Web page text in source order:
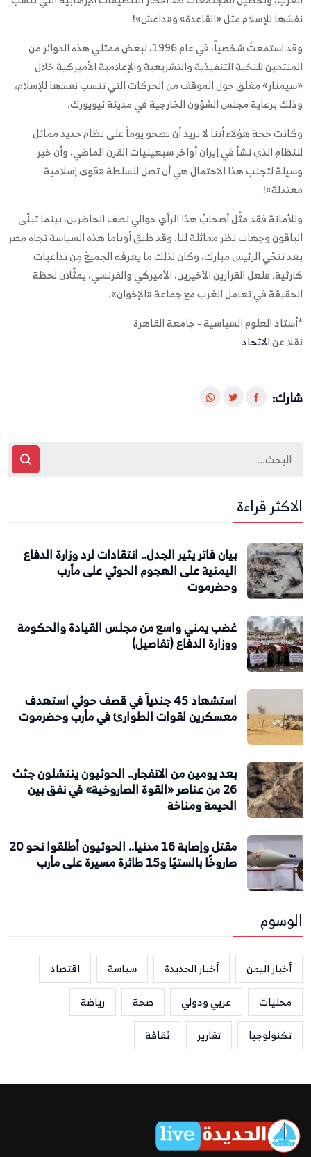
نفسَها للإسلام مثل «القاعدة» و«داعش»!
وقد استمعتُ شخصياً، في عام 1996، لبعض ممثلي هذه الدوائر من
المنتمين للنخبة التنفيذية والتشريعية والإعلامية الأميركية خلال
«سيمنار» مغلق حول الموقف من الحركات التي تنسب نفسَها للإسلام،
وذلك برعاية مجلس الشؤون الخارجية في مدينة نيويورك.
وكانت حجة هؤلاء أننا لا نريد أن نصحو يوماً على نظام جديد مماثل
للنظام الذي نشأ في إيران أواخر سبعينيات القرن الماضي، وأن خير
وسيلة لتجنب هذا الاحتمال هي أن تصل للسلطة «قوى إسلامية
معتدلة»!
وللأمانة فقد مثّل أصحابُ هذا الرأي حوالي نصف الحاضرين، بينما تبنّى
الباقون وجهات نظر مماثلة لنا. وقد طبق أوباما هذه السياسة تجاه مصر
بعد تنحّي الرئيس مبارك، وكان لذلك ما يعرفه الجميعُ مِن تداعيات
كارثية. فلعل القرارين الأخيرين، الأميركي والفرنسي، يمثِّلان لحظة
الحقيقة في تعامل الغرب مع جماعة «الإخوان».
*أستاذ العلوم السياسية - جامعة القاهرة
نقلا عنالاتحاد
شارك:
الاكثر قراءة
بيان فاتر يثير الجدل.. انتقادات لرد وزارة الدفاع
اليمنية على الهجوم الحوثي على مأرب
وحضرموت
غضب يمني واسع من مجلس القيادة والحكومة
ووزارة الدفاع (تفاصيل)
استشهاد 45 جندياً في قصف حوثي استهدف
معسكرين لقوات الطوارئ في مأرب وحضرموت
بعد يومين من الانفجار.. الحوثيون ينتشلون جثث
26 من عناصر «القوة الصاروخية» في نفق بين
الحيمة ومناخة
مقتل وإصابة 16 مدنيا.. الحوثيون أطلقوا نحو 20
صاروخًا بالستيًا و15 طائرة مسيرة على مأرب
الوسوم
أخبار اليمن أخبار الحديدة سياسة
اقتصاد
محليات
عربي ودولي صحة
رياضة
تكنولوجيا
تقارير ثقافة